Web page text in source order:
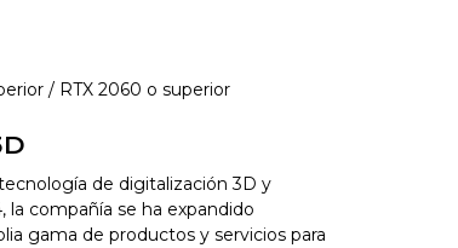
/ RTX 2060 o superior
de digitalización 3D y
la compañía se ha expandido
gama de productos y servicios para